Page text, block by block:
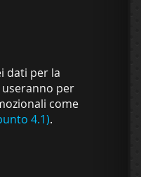
dati per la
useranno per
come
4.1).